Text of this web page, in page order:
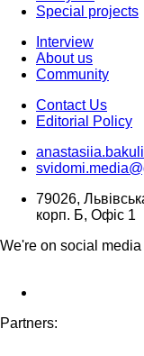
Special projects
Interview
About us
Community
Contact Us
Editorial Policy
79026,
корп. Б, Офіс 1
We're on social media
Partners: